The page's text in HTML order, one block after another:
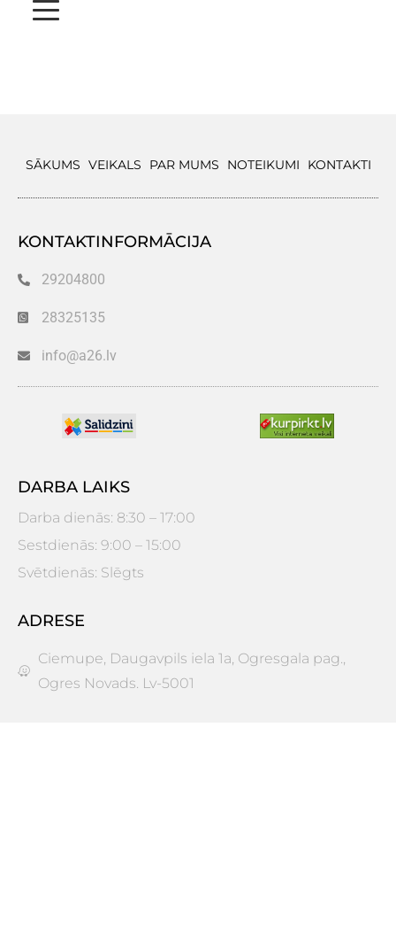
SĀKUMS VEIKALS PAR MUMS NOTEIKUMI KONTAKTI
KONTAKTINFORMĀCIJA
29204800
28325135
info@a26.lv
DARBA LAIKS
Darba dienās: 8:30 – 17:00
Sestdienās: 9:00 – 15:00
Svētdienās: Slēgts
ADRESE
Ciemupe, Daugavpils iela 1a, Ogresgala pag.,
Ogres Novads. Lv-5001